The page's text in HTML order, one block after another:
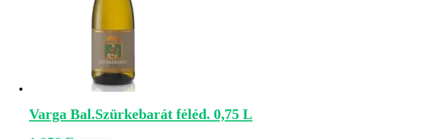
Varga Bal.Szürkebarát féléd. 0,75 L